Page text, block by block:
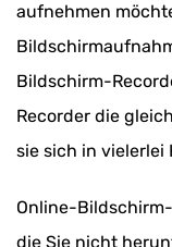
aufnehmen
Bildschirm-
Recorder die
sie sich in vielerlei
Online-
die Sie nicht